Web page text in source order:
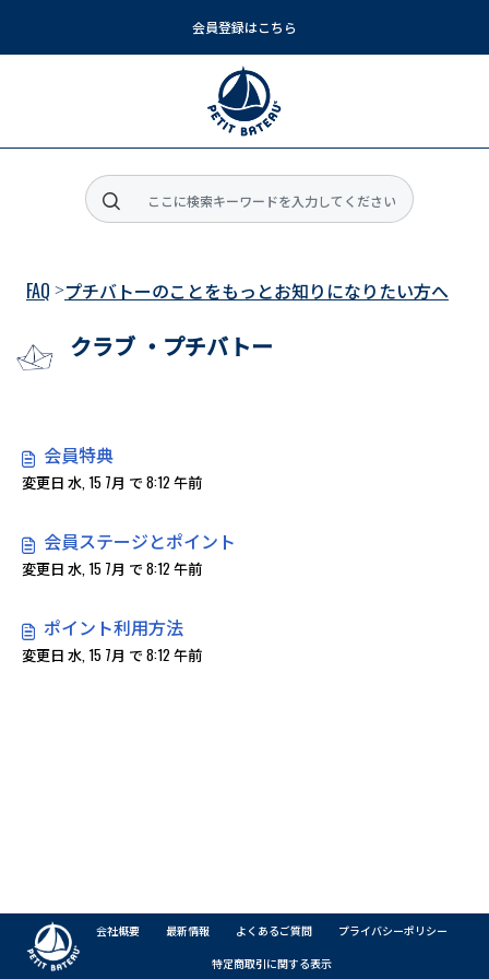
会員登録はこちら
FAQ プチバトーのことをもっとお知りになりたい方へ
クラブ ・プチバトー
会員特典
変更日 水, 15 7月 で 8:12 午前
会員ステージとポイント
変更日 水, 15 7月 で 8:12 午前
ポイント利用方法
変更日 水, 15 7月 で 8:12 午前
会社概要 最新情報 よくあるご質問
プライバシーポリシー
特定商取引に関する表示